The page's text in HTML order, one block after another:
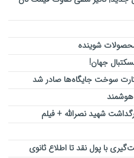
شوینده
جهان!
سوخت جایگاه‌ها صادر شد
شهید نصرالله + فیلم
با پول نقد تا اطلاع ثانوی